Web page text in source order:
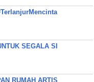
SEGALA SI
RUMAH ARTIS